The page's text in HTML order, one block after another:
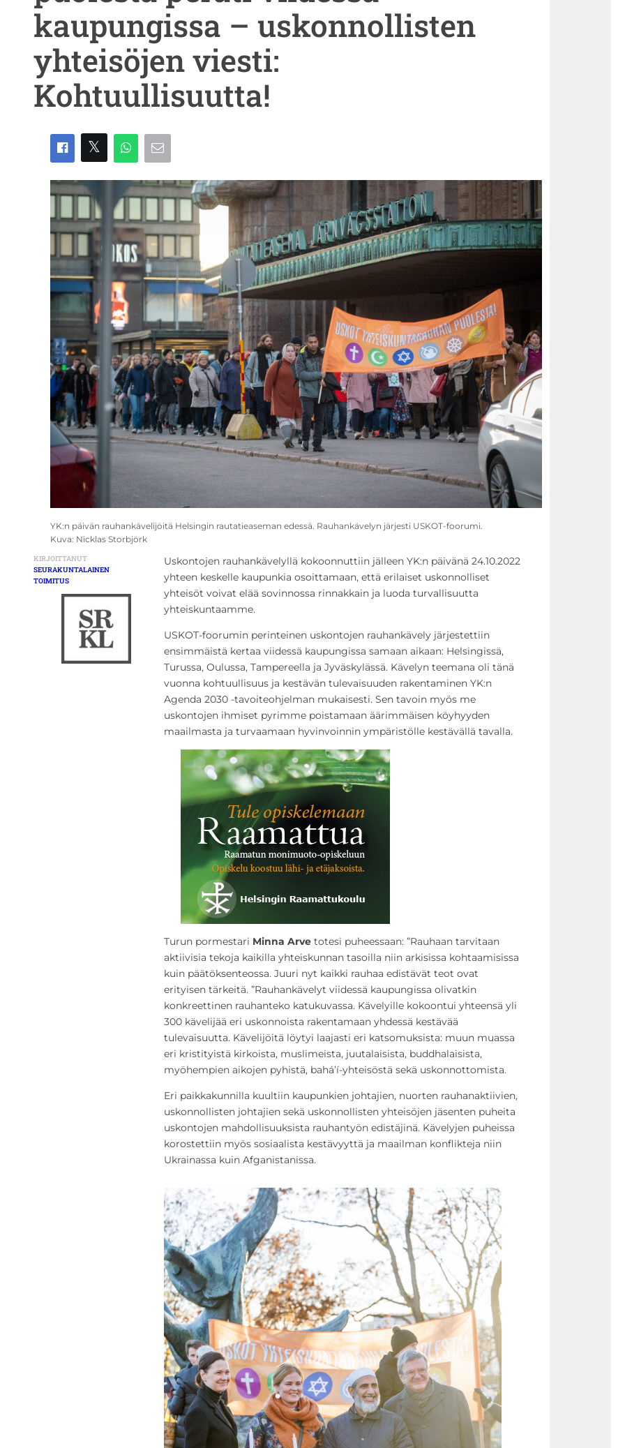
kaupungissa – uskonnollisten
yhteisöjen viesti:
Kohtuullisuutta!
YK:n päivän rauhankävelijöitä Helsingin rautatieaseman edessä. Rauhankävelyn järjesti USKOT-foorumi.
Kuva: Nicklas Storbjörk
KIRJOITTANUT
SEURAKUNTALAINEN
TOIMITUS
Uskontojen rauhankävelyllä kokoonnuttiin jälleen YK:n päivänä 24.10.2022
yhteen keskelle kaupunkia osoittamaan, että erilaiset uskonnolliset
yhteisöt voivat elää sovinnossa rinnakkain ja luoda turvallisuutta
yhteiskuntaamme.
USKOT-foorumin perinteinen uskontojen rauhankävely järjestettiin
ensimmäistä kertaa viidessä kaupungissa samaan aikaan: Helsingissä,
Turussa, Oulussa, Tampereella ja Jyväskylässä. Kävelyn teemana oli tänä
vuonna kohtuullisuus ja kestävän tulevaisuuden rakentaminen YK:n
Agenda 2030 -tavoiteohjelman mukaisesti. Sen tavoin myös me
uskontojen ihmiset pyrimme poistamaan äärimmäisen köyhyyden
maailmasta ja turvaamaan hyvinvoinnin ympäristölle kestävällä tavalla.
Turun pormestari Minna Arvetotesi puheessaan: ”Rauhaan tarvitaan
aktiivisia tekoja kaikilla yhteiskunnan tasoilla niin arkisissa kohtaamisissa
kuin päätöksenteossa. Juuri nyt kaikki rauhaa edistävät teot ovat
erityisen tärkeitä. ”Rauhankävelyt viidessä kaupungissa olivatkin
konkreettinen rauhanteko katukuvassa. Kävelyille kokoontui yhteensä yli
300 kävelijää eri uskonnoista rakentamaan yhdessä kestävää
tulevaisuutta. Kävelijöitä löytyi laajasti eri katsomuksista: muun muassa
eri kristityistä kirkoista, muslimeista, juutalaisista, buddhalaisista,
myöhempien aikojen pyhistä, bahá’í-yhteisöstä sekä uskonnottomista.
Eri paikkakunnilla kuultiin kaupunkien johtajien, nuorten rauhanaktiivien,
uskonnollisten johtajien sekä uskonnollisten yhteisöjen jäsenten puheita
uskontojen mahdollisuuksista rauhantyön edistäjinä. Kävelyjen puheissa
korostettiin myös sosiaalista kestävyyttä ja maailman konflikteja niin
Ukrainassa kuin Afganistanissa.